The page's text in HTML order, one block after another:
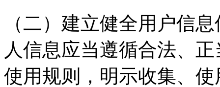
（二）建立健全用户信
人信息应当遵循合法、
使用规则，明示收集、